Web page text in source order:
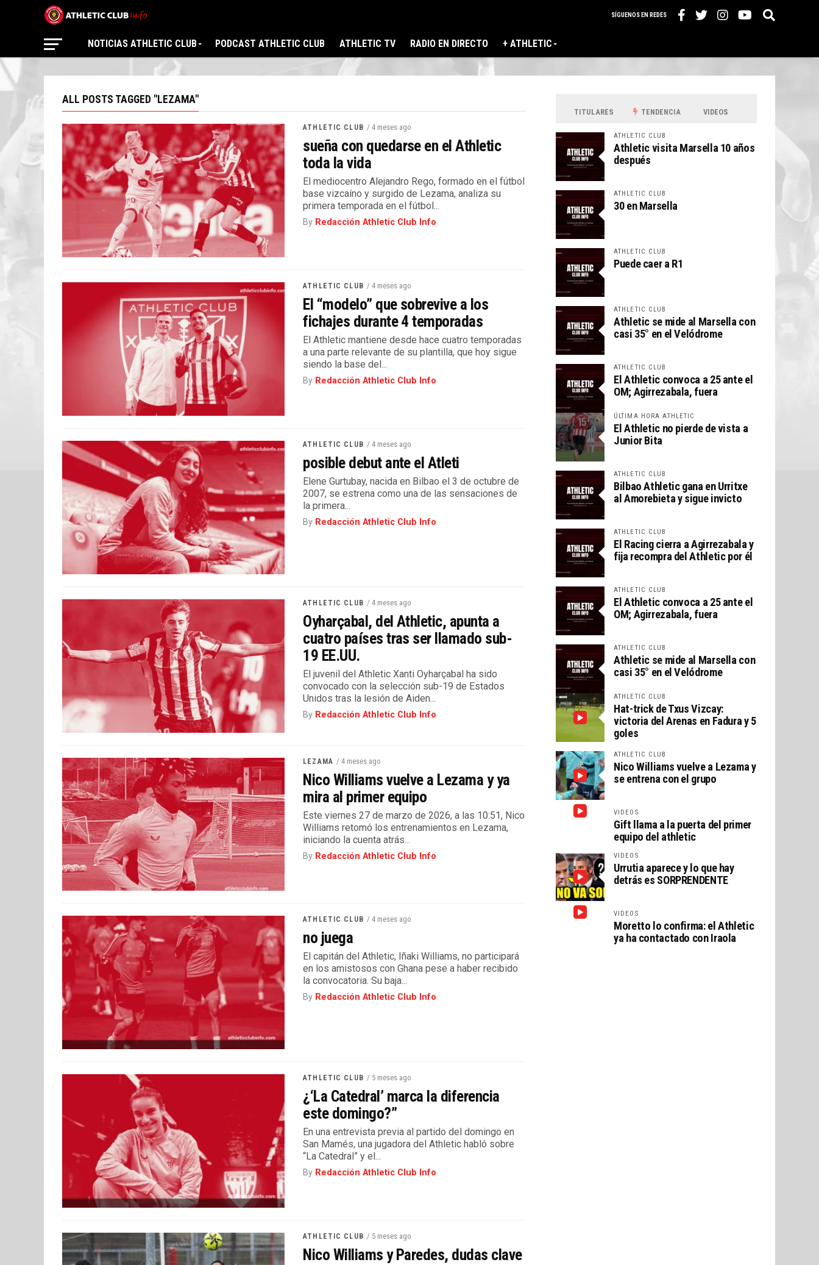
SÍGUENOS EN REDES
NOTICIAS ATHLETIC CLUB PODCAST ATHLETIC CLUB ATHLETIC TV RADIO EN DIRECTO + ATHLETIC
ALL POSTS TAGGED "LEZAMA"
ATHLETIC CLUB / 4 meses ago
sueña con quedarse en el Athletic
toda la vida
El mediocentro Alejandro Rego, formado en el fútbol
base vizcaíno y surgido de Lezama, analiza su
primera temporada en el fútbol...
By Redacción Athletic Club Info
ATHLETIC CLUB / 4 meses ago
El “modelo” que sobrevive a los
fichajes durante 4 temporadas
El Athletic mantiene desde hace cuatro temporadas
a una parte relevante de su plantilla, que hoy sigue
siendo la base del...
By Redacción Athletic Club Info
ATHLETIC CLUB / 4 meses ago
posible debut ante el Atleti
Elene Gurtubay, nacida en Bilbao el 3 de octubre de
2007, se estrena como una de las sensaciones de
la primera...
By Redacción Athletic Club Info
ATHLETIC CLUB / 4 meses ago
Oyharçabal, del Athletic, apunta a
cuatro países tras ser llamado sub-
19 EE.UU.
El juvenil del Athletic Xanti Oyharçabal ha sido
convocado con la selección sub-19 de Estados
Unidos tras la lesión de Aiden...
By Redacción Athletic Club Info
LEZAMA / 4 meses ago
Nico Williams vuelve a Lezama y ya
mira al primer equipo
Este viernes 27 de marzo de 2026, a las 10:51, Nico
Williams retomó los entrenamientos en Lezama,
iniciando la cuenta atrás...
By Redacción Athletic Club Info
ATHLETIC CLUB / 4 meses ago
no juega
El capitán del Athletic, Iñaki Williams, no participará
en los amistosos con Ghana pese a haber recibido
la convocatoria. Su baja...
By Redacción Athletic Club Info
ATHLETIC CLUB / 5 meses ago
¿‘La Catedral’ marca la diferencia
este domingo?”
En una entrevista previa al partido del domingo en
San Mamés, una jugadora del Athletic habló sobre
“La Catedral” y el...
By Redacción Athletic Club Info
ATHLETIC CLUB / 5 meses ago
Nico Williams y Paredes, dudas clave
TITULARES TENDENCIA VIDEOS
ATHLETIC CLUB
Athletic visita Marsella 10 años
después
ATHLETIC CLUB
30 en Marsella
ATHLETIC CLUB
Puede caer a R1
ATHLETIC CLUB
Athletic se mide al Marsella con
casi 35° en el Velódrome
ATHLETIC CLUB
El Athletic convoca a 25 ante el
OM; Agirrezabala, fuera
ÚLTIMA HORA ATHLETIC
El Athletic no pierde de vista a
Junior Bita
ATHLETIC CLUB
Bilbao Athletic gana en Urritxe
al Amorebieta y sigue invicto
ATHLETIC CLUB
El Racing cierra a Agirrezabala y
fija recompra del Athletic por él
ATHLETIC CLUB
El Athletic convoca a 25 ante el
OM; Agirrezabala, fuera
ATHLETIC CLUB
Athletic se mide al Marsella con
casi 35° en el Velódrome
ATHLETIC CLUB
Hat-trick de Txus Vizcay:
victoria del Arenas en Fadura y 5
goles
ATHLETIC CLUB
Nico Williams vuelve a Lezama y
se entrena con el grupo
VIDEOS
Gift llama a la puerta del primer
equipo del athletic
VIDEOS
Urrutia aparece y lo que hay
detrás es SORPRENDENTE
VIDEOS
Moretto lo confirma: el Athletic
ya ha contactado con Iraola